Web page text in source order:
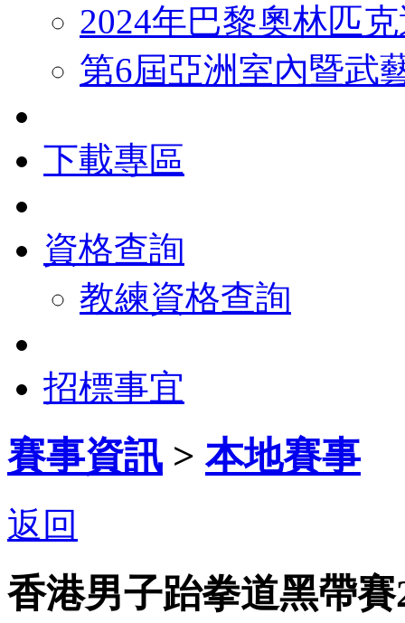
2024年巴黎奧林匹
第6屆亞洲室內暨武
下載專區
資格查詢
教練資格查詢
招標事宜
賽事資訊 >本地賽事
返回
香港男子跆拳道黑帶賽